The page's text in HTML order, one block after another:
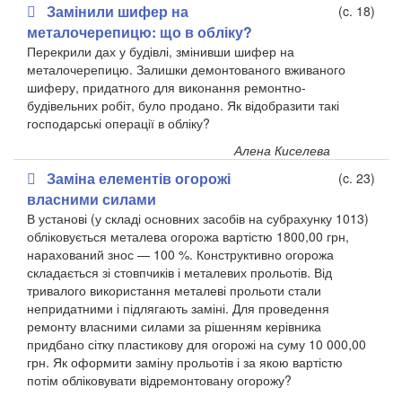
Замінили шифер на
металочерепицю: що в обліку?
(c. 18)
Перекрили дах у будівлі, змінивши шифер на
металочерепицю. Залишки демонтованого вживаного
шиферу, придатного для виконання ремонтно-
будівельних робіт, було продано. Як відобразити такі
господарські операції в обліку?
Алена Киселева
Заміна елементів огорожі
власними силами
(c. 23)
В установі (у складі основних засобів на субрахунку 1013)
обліковується металева огорожа вартістю 1800,00 грн,
нарахований знос — 100 %. Конструктивно огорожа
складається зі стовпчиків і металевих прольотів. Від
тривалого використання металеві прольоти стали
непридатними і підлягають заміні. Для проведення
ремонту власними силами за рішенням керівника
придбано сітку пластикову для огорожі на суму 10 000,00
грн. Як оформити заміну прольотів і за якою вартістю
потім обліковувати відремонтовану огорожу?